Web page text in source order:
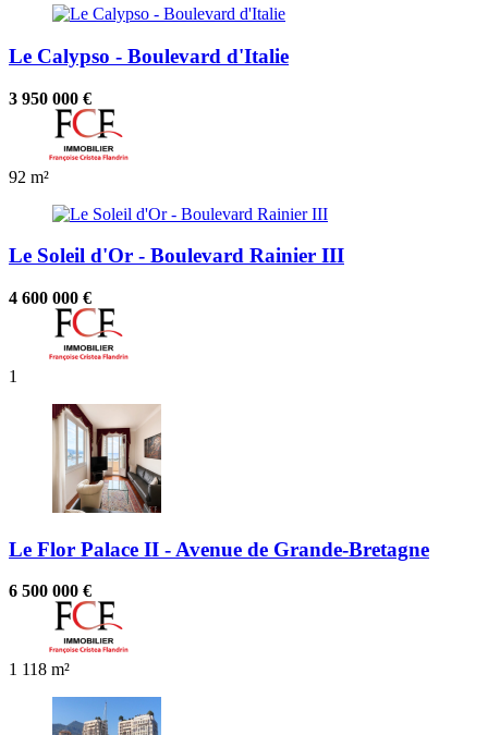
Le Calypso - Boulevard d'Italie
3 950 000 €
92 m²
Le Soleil d'Or - Boulevard Rainier III
4 600 000 €
1
Le Flor Palace II - Avenue de Grande-Bretagne
6 500 000 €
1 118 m²